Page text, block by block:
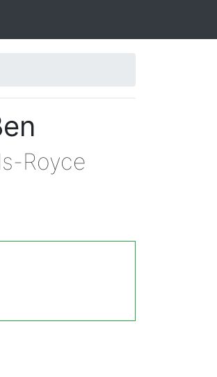
Royce